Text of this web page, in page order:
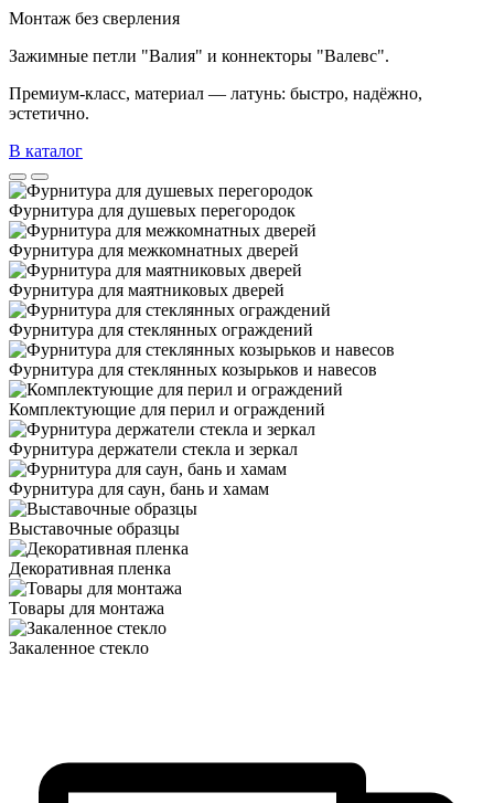
Монтаж без сверления
Зажимные петли "Валия" и коннекторы "Валевс".
Премиум‑класс, материал — латунь: быстро, надёжно,
эстетично.
В каталог
Фурнитура для душевых перегородок
Фурнитура для межкомнатных дверей
Фурнитура для маятниковых дверей
Фурнитура для стеклянных ограждений
Фурнитура для стеклянных козырьков и навесов
Комплектующие для перил и ограждений
Фурнитура держатели стекла и зеркал
Фурнитура для саун, бань и хамам
Выставочные образцы
Декоративная пленка
Товары для монтажа
Закаленное стекло